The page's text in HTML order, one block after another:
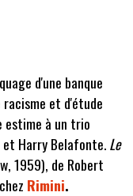
d'une banque
et d'étude
estime à un trio
et Harry Belafonte.Le
1959), de Robert
Rimini.